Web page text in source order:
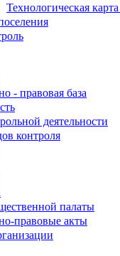
Технологическая
- правовая база
деятельности
контроля
палаты
правовые акты